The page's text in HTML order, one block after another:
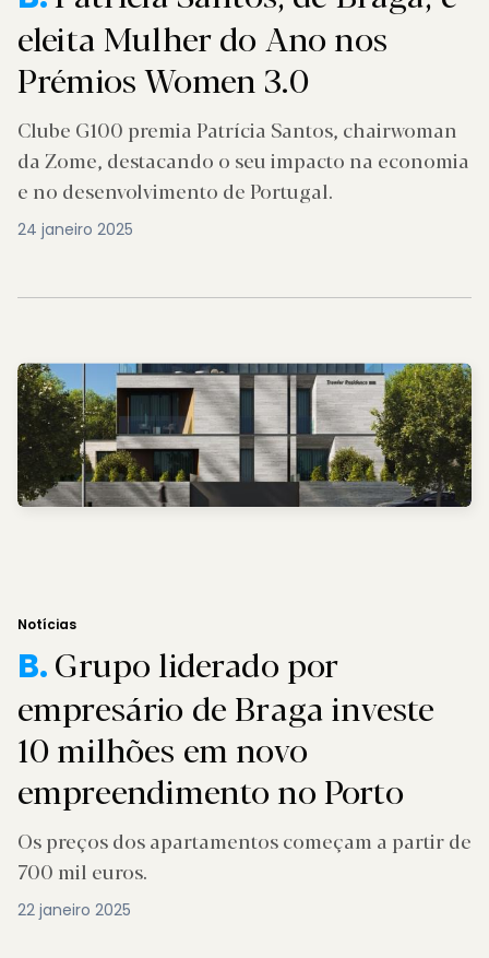
eleita Mulher do Ano nos
Prémios Women 3.0
Clube G100 premia Patrícia Santos, chairwoman
da Zome, destacando o seu impacto na economia
e no desenvolvimento de Portugal.
24 janeiro 2025
Notícias
B.Grupo liderado por
empresário de Braga investe
10 milhões em novo
empreendimento no Porto
Os preços dos apartamentos começam a partir de
700 mil euros.
22 janeiro 2025